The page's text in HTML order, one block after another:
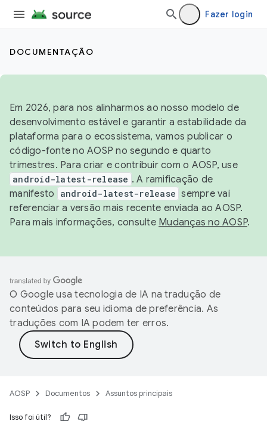
Fazer login
DOCUMENTAÇÃO
Em 2026, para nos alinharmos ao nosso modelo de
desenvolvimento estável e garantir a estabilidade da
plataforma para o ecossistema, vamos publicar o
código-fonte no AOSP no segundo e quarto
trimestres. Para criar e contribuir com o AOSP, use
android-latest-release . A ramificação de
manifesto
android-latest-release sempre vai
referenciar a versão mais recente enviada ao AOSP.
Para mais informações, consulte Mudanças no AOSP.
O Google usa tecnologia de IA na tradução de
conteúdos para seu idioma de preferência. As
traduções com IA podem ter erros.
AOSP Documentos Assuntos principais
Isso foi útil?